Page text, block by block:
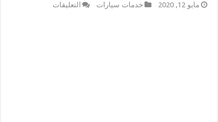
مايو 12, 2020 خدمات سيارات التعليقات